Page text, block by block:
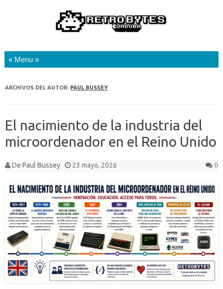
Saltar al contenido
ARCHIVOS DEL AUTOR: PAUL BUSSEY
El nacimiento de la industria del
microordenador en el Reino Unido
De Paul Bussey 23 mayo, 2026 0